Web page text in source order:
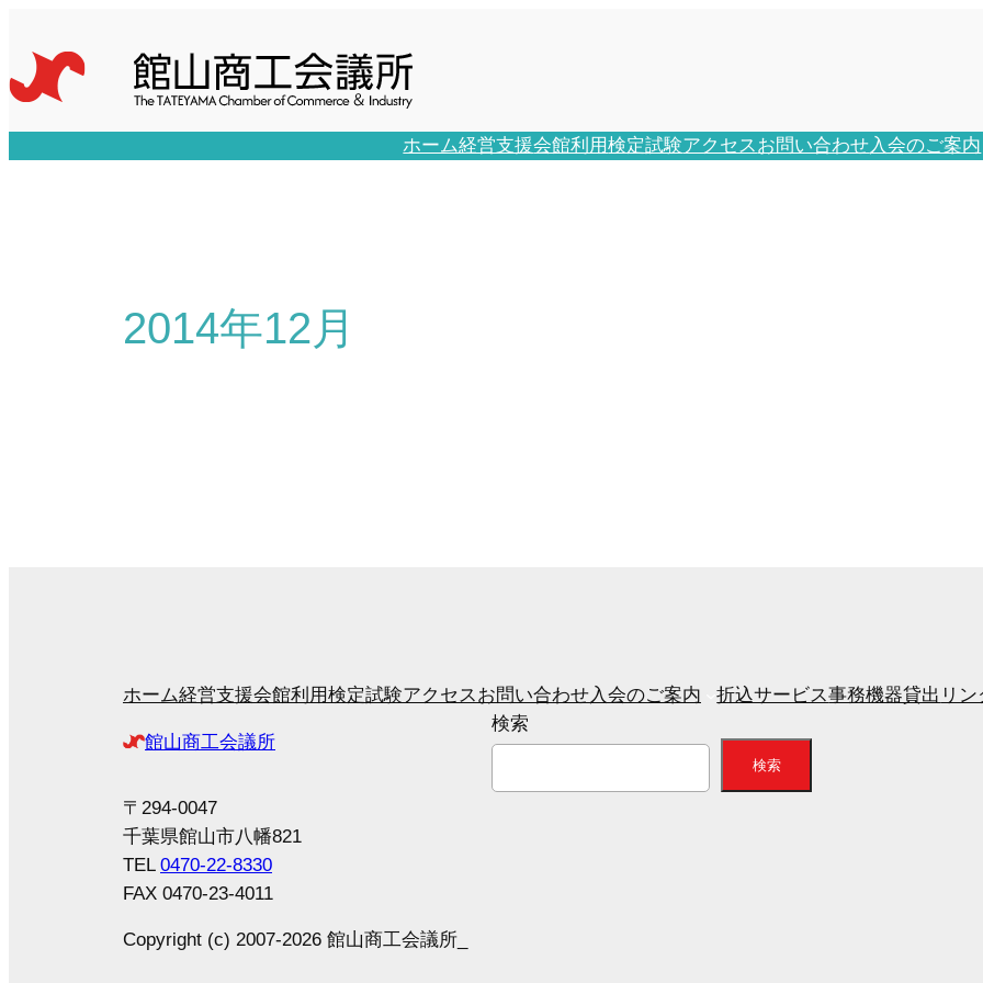
を
ス
キ
ッ
ホーム経営支援会館利用検定試験アクセス お問い合わせ入会のご案内
2014年12月
ホーム経営支援会館利用検定試験アクセスお問い合わせ入会のご案内 折込サービス事務機器貸出 リ
館山商工会議所
〒294-0047
千葉県館山市八幡821
TEL 0470-22-8330
FAX 0470-23-4011
Copyright (c) 2007-2026 館山商工会議所_
検索
検索